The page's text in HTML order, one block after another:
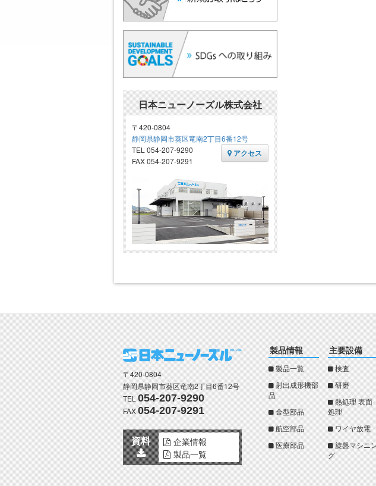
日本ニューノーズル株式会社
〒420-0804
静岡県静岡市葵区竜南2丁目6番12号
アクセス
TEL 054-207-9290
FAX 054-207-9291
〒420-0804
静岡県静岡市葵区竜南2丁目6番12号
TEL054-207-9290
FAX054-207-9291
資料
企業情報
製品一覧
製品情報
製品一覧
射出成形機部
品
金型部品
航空部品
医療部品
主要設備
検査
研磨
熱処理 表面
処理
ワイヤ放電
旋盤マシニ
グ